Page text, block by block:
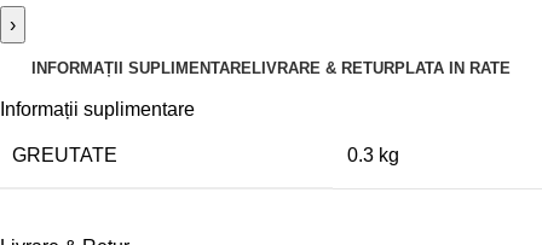
›
INFORMAȚII SUPLIMENTARELIVRARE & RETURPLATA IN RATE
Informații suplimentare
GREUTATE 0.3 kg